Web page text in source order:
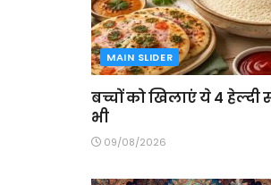
MAIN SLIDER
बच्चों को खिलाएं ये 4 हेल्दी
भी
09/08/2026